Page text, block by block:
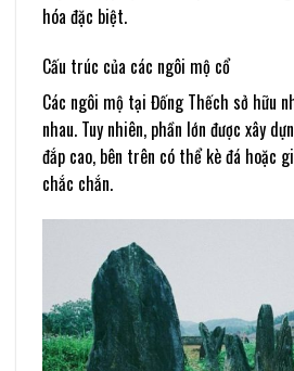
hóa đặc biệt.
Cấu trúc của các ngôi mộ cổ
Các ngôi mộ tại Đống Thếch sở hữu
nhau. Tuy nhiên, phần lớn được xây
đắp cao, bên trên có thể kè đá hoặc
chắc chắn.